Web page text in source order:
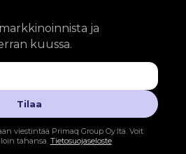
ja
kuussa.
Tilaa
viestintää Primaq Group Oy:ltä. Voit
tahansa. Tietosuojaseloste